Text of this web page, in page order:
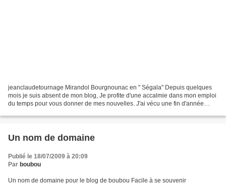
jeanclaudetournage Mirandol Bourgnounac en " Ségala" Depuis quelques
mois je suis absent de mon blog, Je profite d'une accalmie dans mon emploi
du temps pour vous donner de mes nouvelles. J'ai vécu une fin d'année
Un nom de domaine
Publié le 18/07/2009 à 20:09
Par boubou
Un nom de domaine pour le blog de boubou Facile à se souvenir